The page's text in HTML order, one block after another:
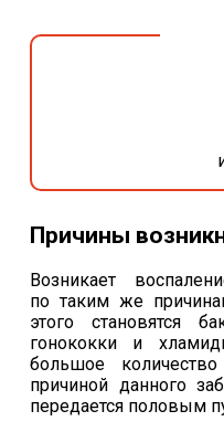
Причины
Возникает
по таким же
этого становятся
гонококки и
большое
причиной данного
передается половым